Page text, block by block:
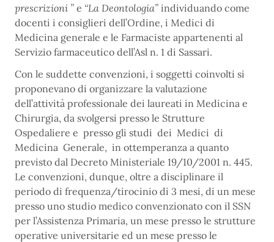
prescrizioni ” e “La Deontologia” individuando come
docenti i consiglieri dell’Ordine, i Medici di
Medicina generale e le Farmaciste appartenenti al
Servizio farmaceutico dell’Asl n. 1 di Sassari.
Con le suddette convenzioni, i soggetti coinvolti si
proponevano di organizzare la valutazione
dell’attività professionale dei laureati in Medicina e
Chirurgia, da svolgersi presso le Strutture
Ospedaliere e presso gli studi dei Medici di
Medicina Generale, in ottemperanza a quanto
previsto dal Decreto Ministeriale 19/10/2001 n. 445.
Le convenzioni, dunque, oltre a disciplinare il
periodo di frequenza/tirocinio di 3 mesi, di un mese
presso uno studio medico convenzionato con il SSN
per l’Assistenza Primaria, un mese presso le strutture
operative universitarie ed un mese presso le